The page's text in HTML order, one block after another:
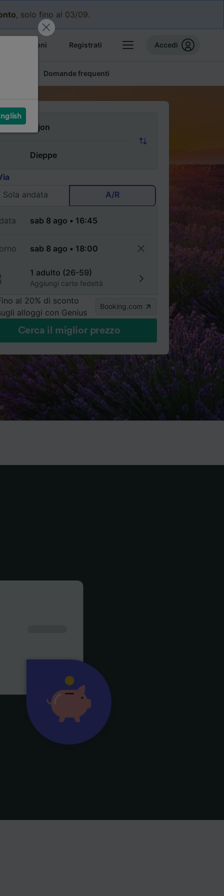
, solo fino al 03/09.
prenotazioni Registrati Accedi
Domande frequenti
Sola andata
A/R
1 adulto (26-59)
Aggiungi carte fedeltà
al 20% di sconto
alloggi con Genius
Booking.com
Cerca il miglior prezzo